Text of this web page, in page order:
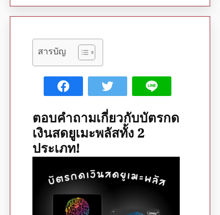
สารบัญ
ตอบคำถามเกี่ยวกับบัตรกด
เงินสดยูเมะพลัสทั้ง 2
ประเภท!